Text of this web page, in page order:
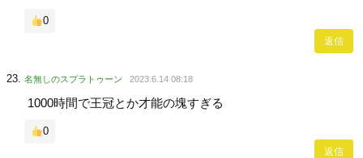
0
返信
名無しのスプラトゥーン 2023.6.14 08:18
1000時間で王冠とか才能の塊すぎる
0
返信